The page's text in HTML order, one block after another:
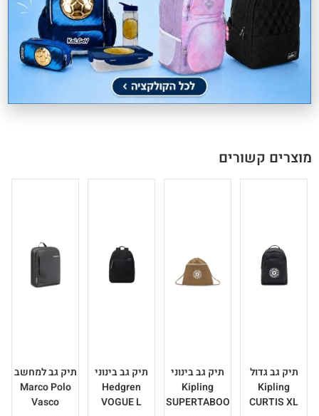
חופש ונגיעה צעירה. תיק גב שמתחבר אלייך מהבוקר עד הערב, עם עיצוב
נקי ומודרני שמצליח להיות גם פרקטי וגם מלא חיים. מספיק מרווח כדי
לשאת את כל מה שאת צריכה, אבל נשאר קליל כך שתמיד תרגישי
חופשייה לנוע. AMITA לא רק משדרג את היום שלך, אלא גם מכניס לתוכו
חלק מהסיפור של קולקציית G.RILLA GIRLZ, קולקציה שנועדה לנשים
שלא מתפשרות על נוחות, סטייל ואופי.
מוצרים קשורים
תיק גב גדול
Kipling
CURTIS XL
תיק גב בינוני
Kipling
SUPERTABOO
תיק גב בינוני
Hedgren
VOGUE L
תיק גב למחשב
Marco Polo
Vasco